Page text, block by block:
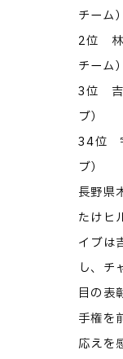
チーム）
2位 林
チーム）
3位 吉
ブ）
34位
ブ）
長野県
たけヒ
イブは
し、チ
目の表
手権を
応えを